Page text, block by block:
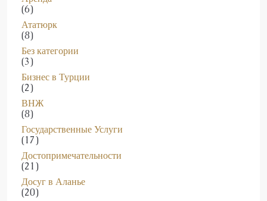
(6)
Ататюрк
(8)
Без категории
(3)
Бизнес в Турции
(2)
ВНЖ
(8)
Государственные Услуги
(17)
Достопримечательности
(21)
Досуг в Аланье
(20)